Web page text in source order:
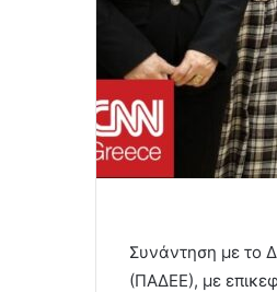
Συνάντηση με το
(ΠΑΔΕΕ), με